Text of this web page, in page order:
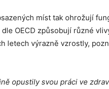
míst tak ohrožují
OECD způsobují různé
letech výrazně vzrostly,
opustily svou práci ve